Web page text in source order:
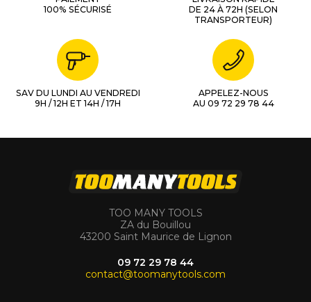
100% SÉCURISÉ
DE 24 À 72H (SELON
TRANSPORTEUR)
SAV DU LUNDI AU VENDREDI
9H / 12H ET 14H / 17H
APPELEZ-NOUS
AU 09 72 29 78 44
TOO MANY TOOLS
ZA du Bouillou
43200 Saint Maurice de Lignon
09 72 29 78 44
contact@toomanytools.com